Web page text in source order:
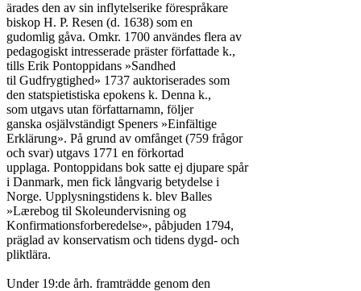
ärades den av sin inflytelserike förespråkare
biskop H. P. Resen (d. 1638) som en
gudomlig gåva. Omkr. 1700 användes flera av
pedagogiskt intresserade präster författade k.,
tills Erik Pontoppidans »Sandhed
til Gudfrygtighed» 1737 auktoriserades som
den statspietistiska epokens k. Denna k.,
som utgavs utan författarnamn, följer
ganska osjälvständigt Speners »Einfältige
Erklärung». På grund av omfånget (759 frågor
och svar) utgavs 1771 en förkortad
upplaga. Pontoppidans bok satte ej djupare spår
i Danmark, men fick långvarig betydelse i
Norge. Upplysningstidens k. blev Balles
»Lærebog til Skoleundervisning og
Konfirmationsforberedelse», påbjuden 1794,
präglad av konservatism och tidens dygd- och
pliktlära.
Under 19:de årh. framträdde genom den